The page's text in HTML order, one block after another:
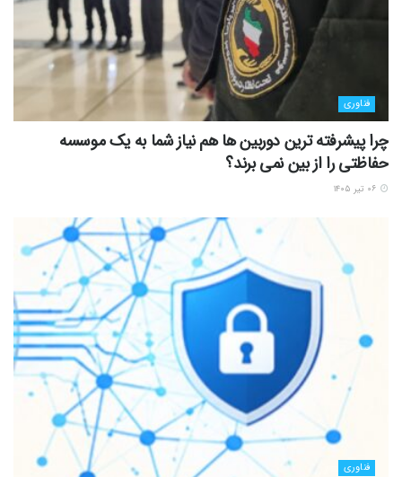
فناوری
چرا پیشرفته ترین دوربین ها هم نیاز شما به یک موسسه
حفاظتی را از بین نمی برند؟
فناوری